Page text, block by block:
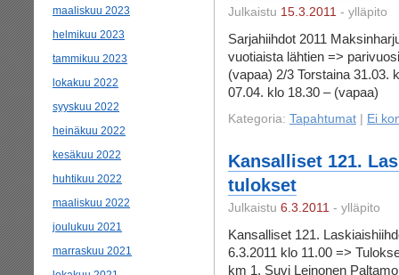
maaliskuu 2023
helmikuu 2023
tammikuu 2023
lokakuu 2022
syyskuu 2022
heinäkuu 2022
kesäkuu 2022
huhtikuu 2022
maaliskuu 2022
joulukuu 2021
marraskuu 2021
Julkaistu 15.3.2011 - ylläpito
Sarjahiihdot 2011
vuotiaista lähtien =>
(vapaa) 2/3 Torstaina 31.03.
07.04. klo 18.30 – (vapaa)
Kategoria: Tapahtumat Ei
Kansalliset 121.
tulokset
Julkaistu 6.3.2011 - ylläpito
Kansalliset 121.
6.3.2011 klo 11.00 =>
km 1. Suvi Leinonen